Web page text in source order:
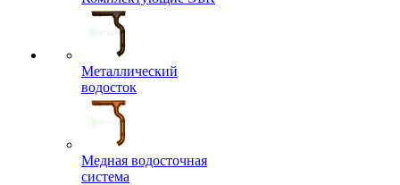
Металлический
водосток
Медная водосточная
система